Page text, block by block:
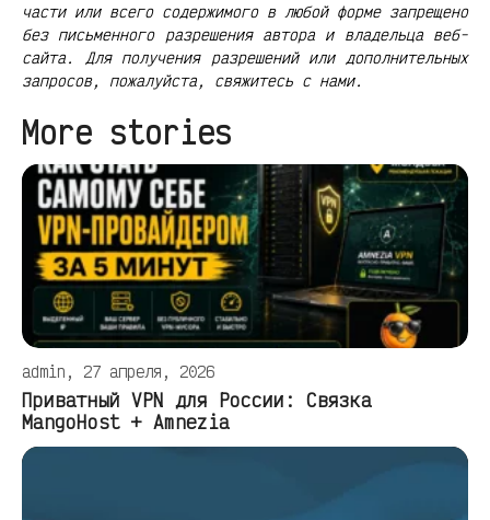
части или всего содержимого в любой форме запрещено
без письменного разрешения автора и владельца веб-
сайта. Для получения разрешений или дополнительных
запросов, пожалуйста, свяжитесь с нами.
More stories
admin, 27 апреля, 2026
Приватный VPN для России: Связка
MangoHost + Amnezia